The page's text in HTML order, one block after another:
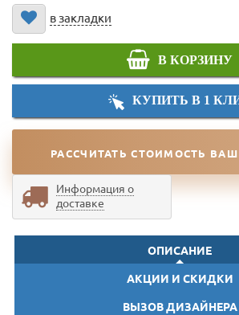
в закладки
В КОРЗИНУ
КУПИТЬ В 1
РАССЧИТАТЬ СТОИМОСТЬ
Информация о
доставке
ОПИСАНИЕ
АКЦИИ И СКИДКИ
ВЫЗОВ ДИЗАЙНЕРА